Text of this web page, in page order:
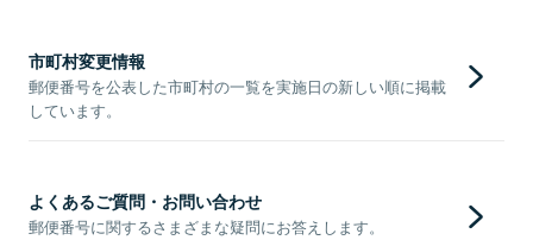
市町村変更情報
郵便番号を公表した市町村の一覧を実施日の新しい順に掲載
しています。
よくあるご質問・お問い合わせ
郵便番号に関するさまざまな疑問にお答えします。